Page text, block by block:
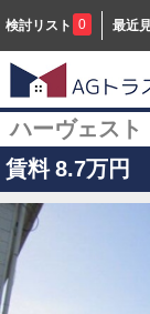
検討リスト 0 最近
ハーヴェス
賃料 8.7万円